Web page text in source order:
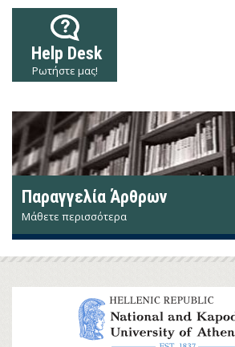
Help Desk
Ρωτήστε μας!
Παραγγελία Άρθρων
Μάθετε περισσότερα